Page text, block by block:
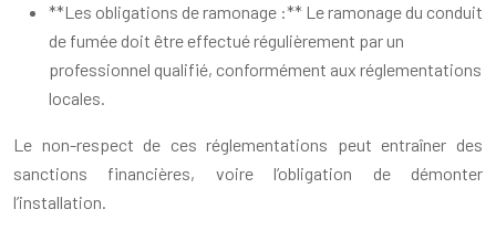
**Les obligations de ramonage :** Le ramonage du conduit
de fumée doit être effectué régulièrement par un
professionnel qualifié, conformément aux réglementations
locales.
Le non-respect de ces réglementations peut entraîner des
sanctions financières, voire l’obligation de démonter
l’installation.